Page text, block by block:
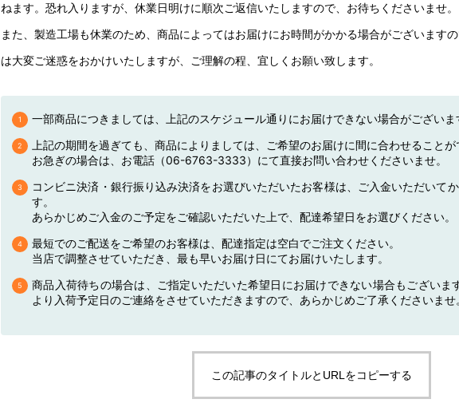
ねます。恐れ入りますが、休業日明けに順次ご返信いたしますので、お待ちくださいませ。
また、製造工場も休業のため、商品によってはお届けにお時間がかかる場合がございます
は大変ご迷惑をおかけいたしますが、ご理解の程、宜しくお願い致します。
一部商品につきましては、上記のスケジュール通りにお届けできない場合がございま
上記の期間を過ぎても、商品によりましては、ご希望のお届けに間に合わせることが
お急ぎの場合は、お電話（06-6763-3333）にて直接お問い合わせくださいませ。
コンビニ決済・銀行振り込み決済をお選びいただいたお客様は、ご入金いただいて
す。
あらかじめご入金のご予定をご確認いただいた上で、配達希望日をお選びください。
最短でのご配送をご希望のお客様は、配達指定は空白でご注文ください。
当店で調整させていただき、最も早いお届け日にてお届けいたします。
商品入荷待ちの場合は、ご指定いただいた希望日にお届けできない場合もございま
より入荷予定日のご連絡をさせていただきますので、あらかじめご了承くださいませ
この記事のタイトルとURLをコピーする